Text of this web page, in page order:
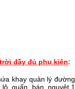
đầy đủ phụ kiện:
khay quản lý đường
quấn bán nguyệt,1